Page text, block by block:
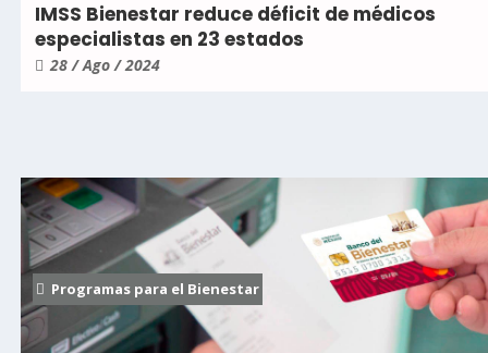
IMSS Bienestar reduce déficit de médicos
especialistas en 23 estados
28 / Ago / 2024
Programas para el Bienestar